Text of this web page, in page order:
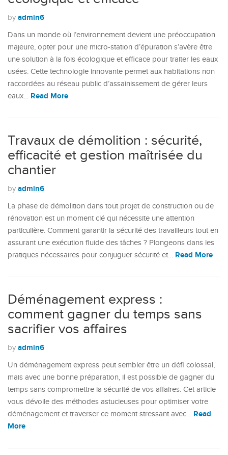
by admin6
Dans un monde où l’environnement devient une préoccupation
majeure, opter pour une micro-station d’épuration s’avère être
une solution à la fois écologique et efficace pour traiter les eaux
usées. Cette technologie innovante permet aux habitations non
raccordées au réseau public d’assainissement de gérer leurs
eaux… Read More
Travaux de démolition : sécurité,
efficacité et gestion maîtrisée du
chantier
by admin6
La phase de démolition dans tout projet de construction ou de
rénovation est un moment clé qui nécessite une attention
particulière. Comment garantir la sécurité des travailleurs tout en
assurant une exécution fluide des tâches ? Plongeons dans les
pratiques nécessaires pour conjuguer sécurité et… Read More
Déménagement express :
comment gagner du temps sans
sacrifier vos affaires
by admin6
Un déménagement express peut sembler être un défi colossal,
mais avec une bonne préparation, il est possible de gagner du
temps sans compromettre la sécurité de vos affaires. Cet article
vous dévoile des méthodes astucieuses pour optimiser votre
déménagement et traverser ce moment stressant avec… Read
More